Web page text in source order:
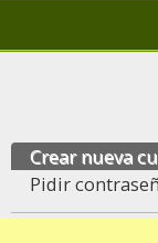
Crear nueva
Pidir